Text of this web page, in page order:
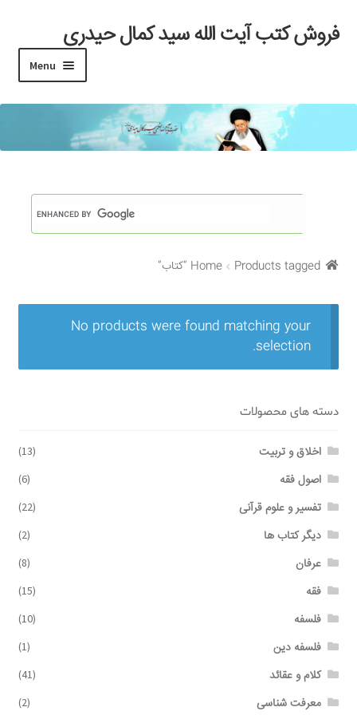
Skip
to
Skip
to
فروش کتب آیت الله سید کمال حیدری
Menu
خانه
#97 (بدون عنوان)
Checkout
My account
Search Results
Shop
برگه نمونه
بلاگ
پرداخت
تماس با ما
ثبت شکایات
حساب کاربری من
درباره ما
Home Products tagged “کتاب”
No products were found matching your
selection.
دسته های محصولات
اخلاق و تربیت (13)
اصول فقه (6)
تفسیر و علوم قرآنی (22)
دیگر کتاب ها (2)
عرفان (8)
فقه (15)
فلسفه (10)
فلسفه دین (1)
کلام و عقائد (41)
معرفت شناسی (2)